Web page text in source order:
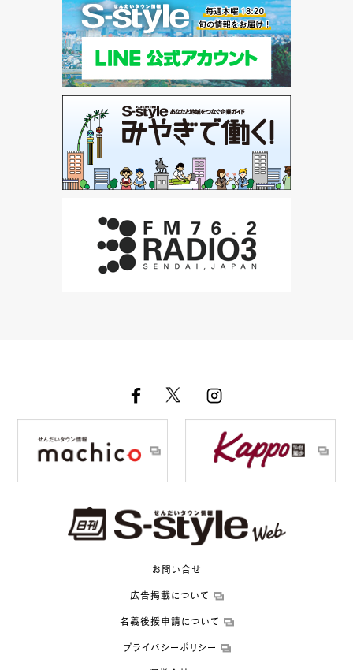
お問い合せ
広告掲載について
名義後援申請について
プライバシーポリシー